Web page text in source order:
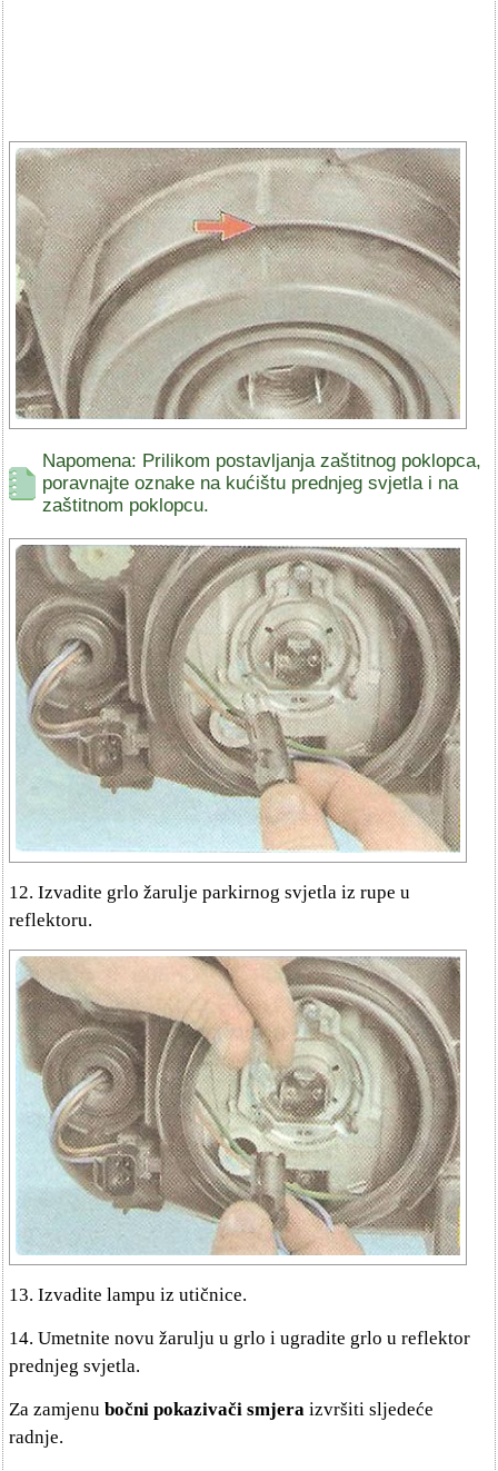
Napomena: Prilikom postavljanja zaštitnog poklopca,
poravnajte oznake na kućištu prednjeg svjetla i na
zaštitnom poklopcu.
12. Izvadite grlo žarulje parkirnog svjetla iz rupe u
reflektoru.
13. Izvadite lampu iz utičnice.
14. Umetnite novu žarulju u grlo i ugradite grlo u reflektor
prednjeg svjetla.
Za zamjenu bočni pokazivači smjera izvršiti sljedeće
radnje.